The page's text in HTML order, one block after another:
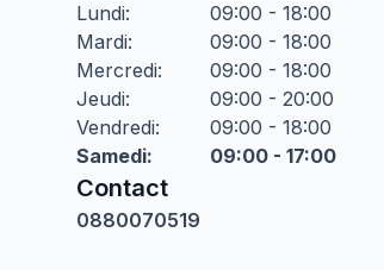
Lundi:
09:00 - 18:00
Mardi:
09:00 - 18:00
Mercredi:
09:00 - 18:00
Jeudi:
09:00 - 20:00
Vendredi:
09:00 - 18:00
Samedi: 09:00 - 17:00
Contact
0880070519